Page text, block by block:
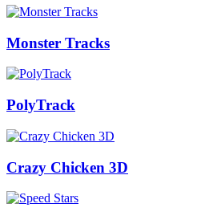
Monster Tracks
PolyTrack
Crazy Chicken 3D